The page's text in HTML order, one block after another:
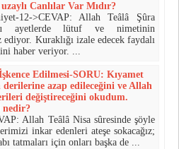
Canlılar Var Mıdır?
12->CEVAP: Allah Teâlâ Şûra
ayetlerde lütuf ve nimeti­nin
ediyor. Kuraklığı izale edecek faydalı
haber veriyor. ...
Edilmesi-SORU: Kıyamet
azap edileceğini ve Al­lah
değiştireceğini okudum.
Allah Teâlâ Nisa sûresinde şöyle
inkar edenleri ateşe sokacağız;
tatmaları için onları başka de ...